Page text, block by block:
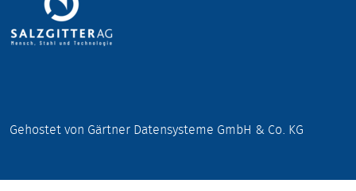
Gehostet von Gärtner Datensysteme GmbH & Co. KG